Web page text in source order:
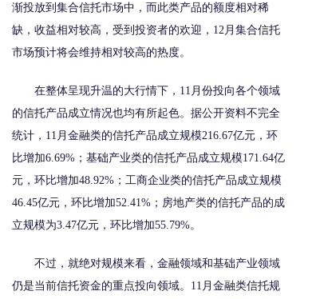
渐投放到集合信托市场中，而此类产品的额度相对稀
缺，收益相对较高，受到投资者的欢迎，12月集合信托
市场预计将会维持相对较高的热度。
在整体呈现升温的大行情下，11月份投向各个领域
的信托产品成立情况也均有所起色。据公开资料不完全
统计，11月金融类的信托产品成立规模216.67亿元，环
比增加6.69%；基础产业类的信托产品成立规模171.64亿
元，环比增加48.92%；工商企业类的信托产品成立规模
46.45亿元，环比增加52.41%；房地产类的信托产品的成
立规模为3.47亿元，环比增加55.79%。
不过，就绝对规模来看，金融领域和基础产业领域
仍是当前信托资金的重点投向领域。11月金融类信托规